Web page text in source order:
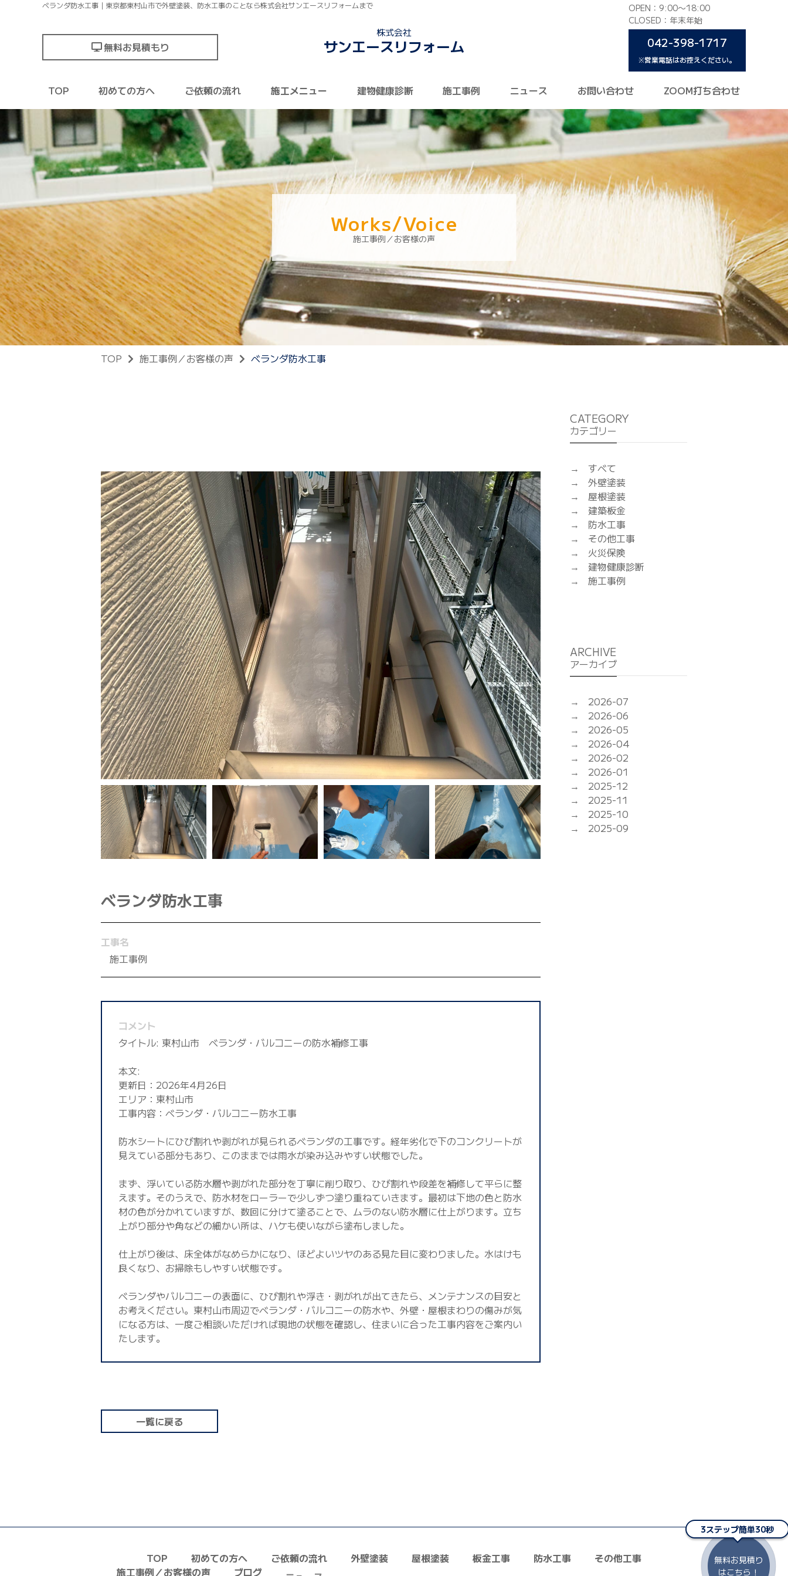
ベランダ防水工事｜東京都東村山市で外壁塗装、防水工事のことなら株式会社サンエースリフォームまで
無料お見積もり
株式会社
サンエースリフォーム
OPEN：9:00〜18:00
CLOSED：年末年始
042-398-1717
※営業電話はお控えください。
TOP 初めての方へ ご依頼の流れ 施工メニュー 建物健康診断 施工事例 ニュース お問い合わせ ZOOM打ち合わせ
Works/Voice
施工事例／お客様の声
TOP 施工事例／お客様の声 ベランダ防水工事
ベランダ防水工事
工事名
施工事例
コメント
タイトル: 東村山市 ベランダ・バルコニーの防水補修工事
本文:
更新日：2026年4月26日
エリア：東村山市
工事内容：ベランダ・バルコニー防水工事
防水シートにひび割れや剥がれが見られるベランダの工事です。経年劣化で下のコンクリートが
見えている部分もあり、このままでは雨水が染み込みやすい状態でした。
まず、浮いている防水層や剥がれた部分を丁寧に削り取り、ひび割れや段差を補修して平らに整
えます。そのうえで、防水材をローラーで少しずつ塗り重ねていきます。最初は下地の色と防水
材の色が分かれていますが、数回に分けて塗ることで、ムラのない防水層に仕上がります。立ち
上がり部分や角などの細かい所は、ハケも使いながら塗布しました。
仕上がり後は、床全体がなめらかになり、ほどよいツヤのある見た目に変わりました。水はけも
良くなり、お掃除もしやすい状態です。
ベランダやバルコニーの表面に、ひび割れや浮き・剥がれが出てきたら、メンテナンスの目安と
お考えください。東村山市周辺でベランダ・バルコニーの防水や、外壁・屋根まわりの傷みが気
になる方は、一度ご相談いただければ現地の状態を確認し、住まいに合った工事内容をご案内い
たします。
CATEGORY
カテゴリー
すべて
外壁塗装
屋根塗装
建築板金
防水工事
その他工事
火災保険
建物健康診断
施工事例
ARCHIVE
アーカイブ
2026-07
2026-06
2026-05
2026-04
2026-02
2026-01
2025-12
2025-11
2025-10
2025-09
一覧に戻る
TOP 初めての方へ ご依頼の流れ 外壁塗装 屋根塗装 板金工事 防水工事
その他工事
施工事例／お客様の声
ブログ ニュース
3ステップ簡単30秒
無料お見積り
はこちら！